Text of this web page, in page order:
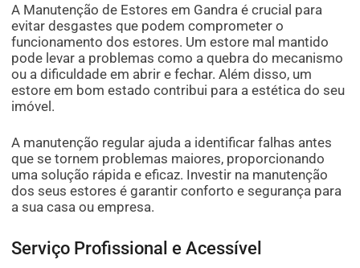
A Manutenção de Estores em Gandra é crucial para
evitar desgastes que podem comprometer o
funcionamento dos estores. Um estore mal mantido
pode levar a problemas como a quebra do mecanismo
ou a dificuldade em abrir e fechar. Além disso, um
estore em bom estado contribui para a estética do seu
imóvel.
A manutenção regular ajuda a identificar falhas antes
que se tornem problemas maiores, proporcionando
uma solução rápida e eficaz. Investir na manutenção
dos seus estores é garantir conforto e segurança para
a sua casa ou empresa.
Serviço Profissional e Acessível